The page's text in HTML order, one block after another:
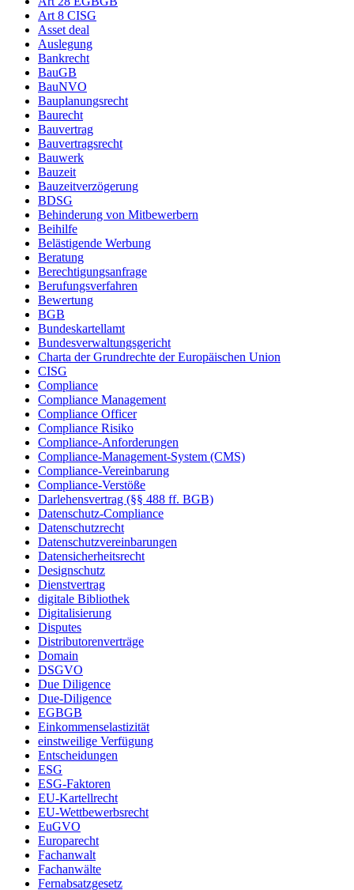
Art 8 CISG
Asset deal
Auslegung
Bankrecht
BauGB
BauNVO
Bauplanungsrecht
Baurecht
Bauvertrag
Bauvertragsrecht
Bauwerk
Bauzeit
Bauzeitverzögerung
BDSG
Behinderung von Mitbewerbern
Beihilfe
Belästigende Werbung
Beratung
Berechtigungsanfrage
Berufungsverfahren
Bewertung
BGB
Bundeskartellamt
Bundesverwaltungsgericht
Charta der Grundrechte der Europäischen Union
CISG
Compliance
Compliance Management
Compliance Officer
Compliance Risiko
Compliance-Anforderungen
Compliance-Management-System (CMS)
Compliance-Vereinbarung
Compliance-Verstöße
Darlehensvertrag (§§ 488 ff. BGB)
Datenschutz-Compliance
Datenschutzrecht
Datenschutzvereinbarungen
Datensicherheitsrecht
Designschutz
Dienstvertrag
digitale Bibliothek
Digitalisierung
Disputes
Distributorenverträge
Domain
DSGVO
Due Diligence
Due-Diligence
EGBGB
Einkommenselastizität
einstweilige Verfügung
Entscheidungen
ESG
ESG-Faktoren
EU-Kartellrecht
EU-Wettbewerbsrecht
EuGVO
Europarecht
Fachanwalt
Fachanwälte
Fernabsatzgesetz